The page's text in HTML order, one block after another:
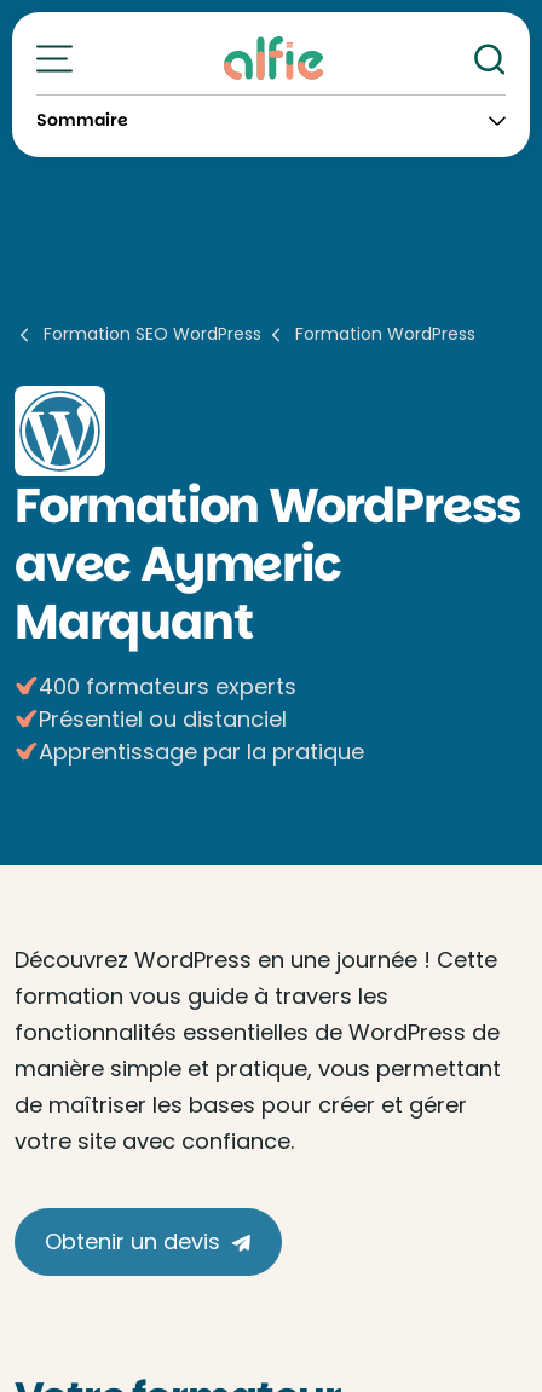
Toutes nos formations
Sommaire
Formation SEO WordPress Formation WordPress
FormationWordPress
avec Aymeric
Marquant
400 formateurs experts
Présentiel ou distanciel
Apprentissage par la pratique
Découvrez WordPress en une journée ! Cette
formation vous guide à travers les
fonctionnalités essentielles de WordPress de
manière simple et pratique, vous permettant
de maîtriser les bases pour créer et gérer
votre site avec confiance.
Obtenir un devis